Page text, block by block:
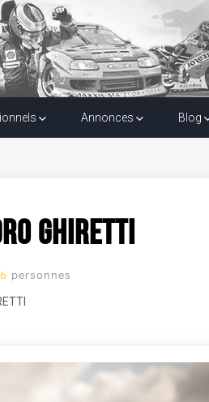
Annonces Blog
GHIRETTI
personnes